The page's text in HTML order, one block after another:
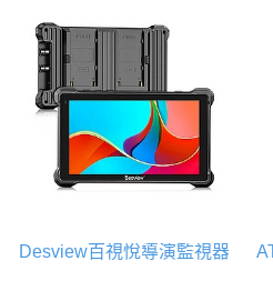
Desview百視悅導演監視器